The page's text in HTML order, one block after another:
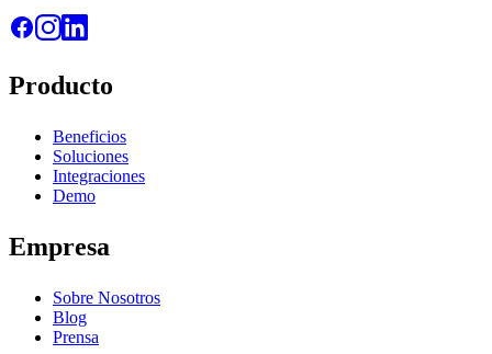
Producto
Beneficios
Soluciones
Integraciones
Demo
Empresa
Sobre Nosotros
Blog
Prensa